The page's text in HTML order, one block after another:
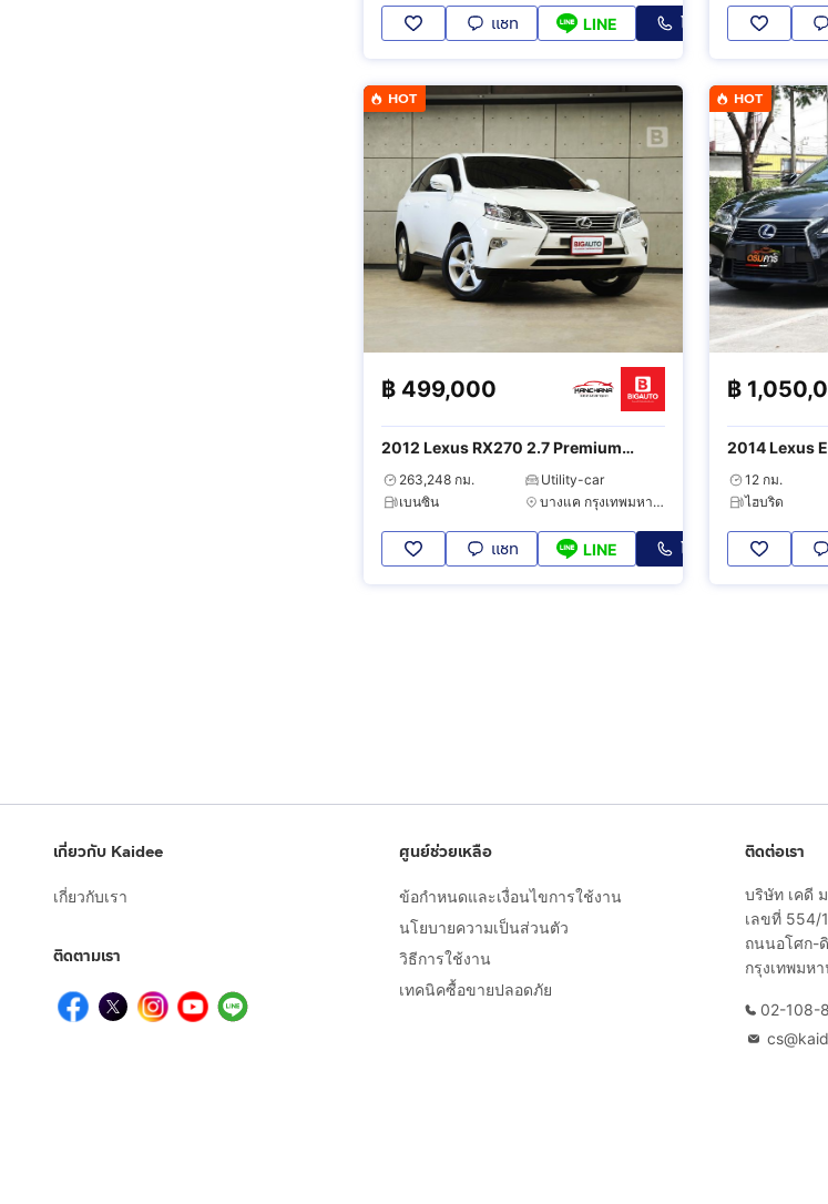
แชท LINE โทร
HOT
฿ 499,000
2012 Lexus RX270 2.7 Premium
Moonroof
263,248 กม.
Utility-car
เบนซิน
บางแค กรุงเทพมหานคร
แชท LINE โทร
HOT
฿
2014 Lexus
12 กม.
ไฮบริด
เกี่ยวกับ Kaidee
เกี่ยวกับเรา
ติดตามเรา
ศูนย์ช่วยเหลือ
ข้อกำหนดและเงื่อนไขการใช้งาน
นโยบายความเป็นส่วนตัว
วิธีการใช้งาน
เทคนิคซื้อขายปลอดภัย
ติดต่อเรา
บริษัท เคดี
เลขที่ 554/
ถนนอโศก-
กรุงเทพมห
02-108-